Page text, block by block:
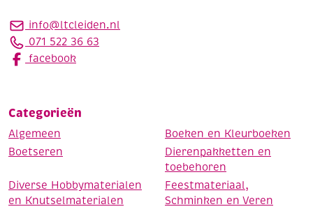
info@ltcleiden.nl
071 522 36 63
facebook
Categorieën
Algemeen
Boeken en Kleurboeken
Boetseren
Dierenpakketten en
toebehoren
Diverse Hobbymaterialen
en Knutselmaterialen
Feestmateriaal,
Schminken en Veren